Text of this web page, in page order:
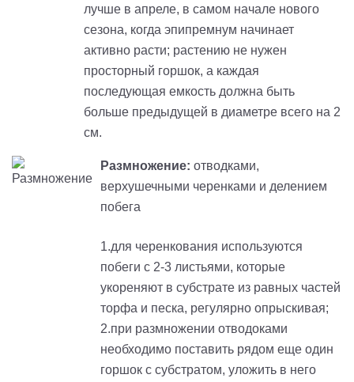
лучше в апреле, в самом начале нового
сезона, когда эпипремнум начинает
активно расти; растению не нужен
просторный горшок, а каждая
последующая емкость должна быть
больше предыдущей в диаметре всего на 2
см.
Размножение: отводками,
верхушечными черенками и делением
побега
1.для черенкования используются
побеги с 2-3 листьями, которые
укореняют в субстрате из равных частей
торфа и песка, регулярно опрыскивая;
2.при размножении отводоками
необходимо поставить рядом еще один
горшок с субстратом, уложить в него